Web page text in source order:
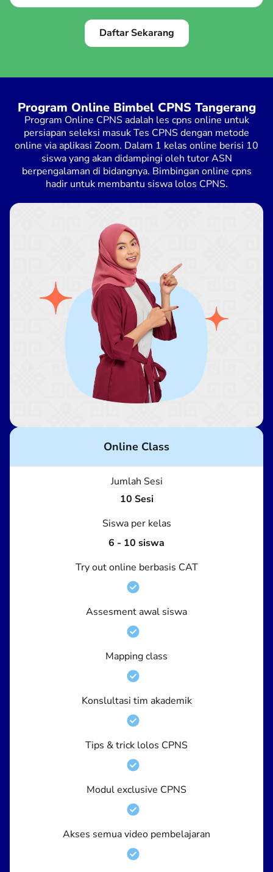
Daftar Sekarang
Program Online Bimbel CPNS Tangerang
Program Online CPNS adalah les cpns online untuk
persiapan seleksi masuk Tes CPNS dengan metode
online via aplikasi Zoom. Dalam 1 kelas online berisi 10
siswa yang akan didampingi oleh tutor ASN
berpengalaman di bidangnya. Bimbingan online cpns
hadir untuk membantu siswa lolos CPNS.
Online Class
Jumlah Sesi
10 Sesi
Siswa per kelas
6 - 10 siswa
Try out online berbasis CAT
Assesment awal siswa
Mapping class
Konslultasi tim akademik
Tips & trick lolos CPNS
Modul exclusive CPNS
Akses semua video pembelajaran